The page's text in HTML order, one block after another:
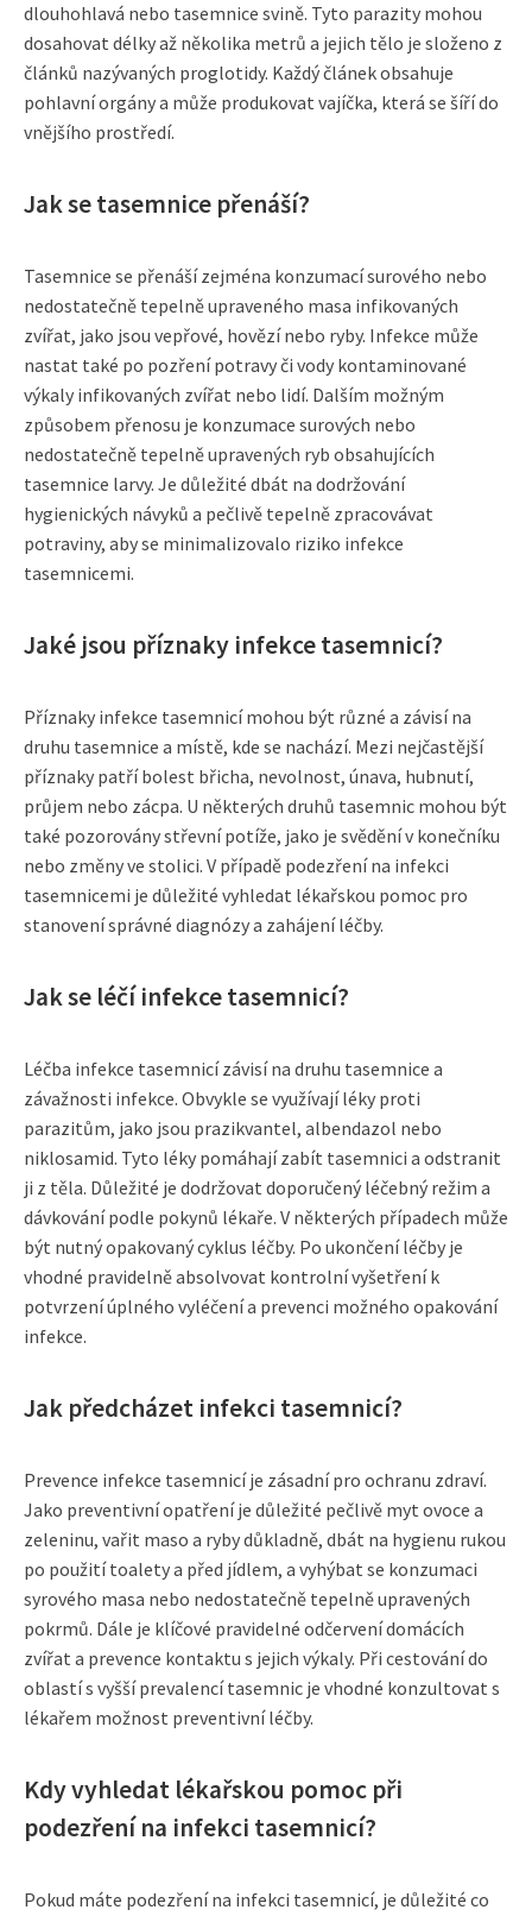
dlouhohlavá nebo tasemnice svině. Tyto parazity mohou
dosahovat délky až několika metrů a jejich tělo je složeno z
článků nazývaných proglotidy. Každý článek obsahuje
pohlavní orgány a může produkovat vajíčka, která se šíří do
vnějšího prostředí.
Jak se tasemnice přenáší?
Tasemnice se přenáší zejména konzumací surového nebo
nedostatečně tepelně upraveného masa infikovaných
zvířat, jako jsou vepřové, hovězí nebo ryby. Infekce může
nastat také po pozření potravy či vody kontaminované
výkaly infikovaných zvířat nebo lidí. Dalším možným
způsobem přenosu je konzumace surových nebo
nedostatečně tepelně upravených ryb obsahujících
tasemnice larvy. Je důležité dbát na dodržování
hygienických návyků a pečlivě tepelně zpracovávat
potraviny, aby se minimalizovalo riziko infekce
tasemnicemi.
Jaké jsou příznaky infekce tasemnicí?
Příznaky infekce tasemnicí mohou být různé a závisí na
druhu tasemnice a místě, kde se nachází. Mezi nejčastější
příznaky patří bolest břicha, nevolnost, únava, hubnutí,
průjem nebo zácpa. U některých druhů tasemnic mohou být
také pozorovány střevní potíže, jako je svědění v konečníku
nebo změny ve stolici. V případě podezření na infekci
tasemnicemi je důležité vyhledat lékařskou pomoc pro
stanovení správné diagnózy a zahájení léčby.
Jak se léčí infekce tasemnicí?
Léčba infekce tasemnicí závisí na druhu tasemnice a
závažnosti infekce. Obvykle se využívají léky proti
parazitům, jako jsou prazikvantel, albendazol nebo
niklosamid. Tyto léky pomáhají zabít tasemnici a odstranit
ji z těla. Důležité je dodržovat doporučený léčebný režim a
dávkování podle pokynů lékaře. V některých případech může
být nutný opakovaný cyklus léčby. Po ukončení léčby je
vhodné pravidelně absolvovat kontrolní vyšetření k
potvrzení úplného vyléčení a prevenci možného opakování
infekce.
Jak předcházet infekci tasemnicí?
Prevence infekce tasemnicí je zásadní pro ochranu zdraví.
Jako preventivní opatření je důležité pečlivě myt ovoce a
zeleninu, vařit maso a ryby důkladně, dbát na hygienu rukou
po použití toalety a před jídlem, a vyhýbat se konzumaci
syrového masa nebo nedostatečně tepelně upravených
pokrmů. Dále je klíčové pravidelné odčervení domácích
zvířat a prevence kontaktu s jejich výkaly. Při cestování do
oblastí s vyšší prevalencí tasemnic je vhodné konzultovat s
lékařem možnost preventivní léčby.
Kdy vyhledat lékařskou pomoc při
podezření na infekci tasemnicí?
Pokud máte podezření na infekci tasemnicí, je důležité co